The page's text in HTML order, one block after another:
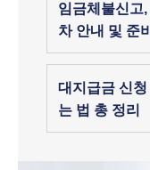
임금체불신고
차 안내 및 준
대지급금 신
는 법 총 정리